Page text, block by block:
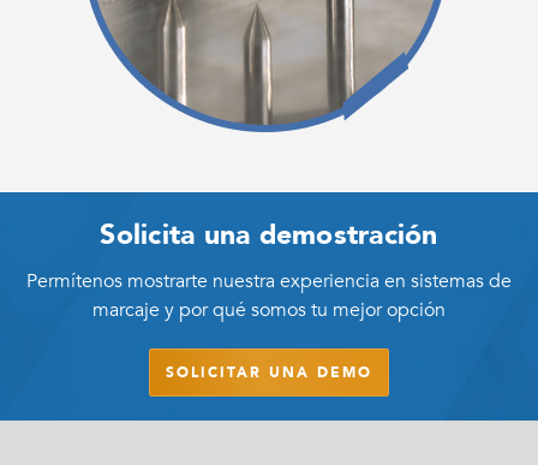
Solicita una demostración
Permítenos mostrarte nuestra experiencia en sistemas de
marcaje y por qué somos tu mejor opción
SOLICITAR UNA DEMO